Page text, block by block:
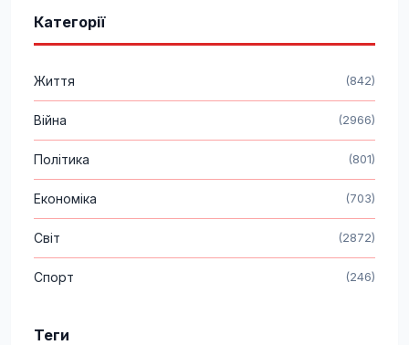
Категорії
Життя (842)
Війна (2966)
Політика (801)
Економіка (703)
Світ (2872)
Спорт (246)
Теги